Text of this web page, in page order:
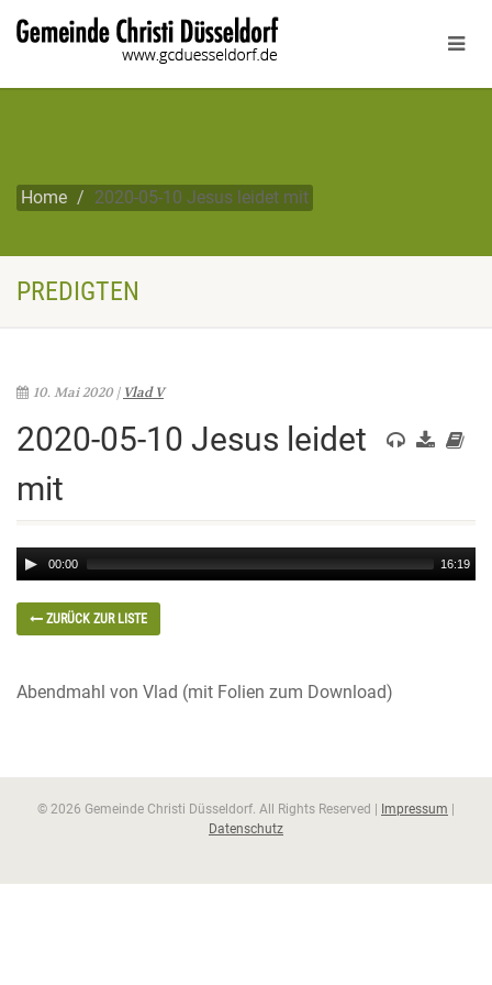
Home 2020-05-10 Jesus leidet mit
PREDIGTEN
10. Mai 2020 | Vlad V
2020-05-10 Jesus leidet
mit
Audio
Player
00:00 16:19
ZURÜCK ZUR LISTE
Abendmahl von Vlad (mit Folien zum Download)
© 2026 Gemeinde Christi Düsseldorf. All Rights Reserved | Impressum
Datenschutz